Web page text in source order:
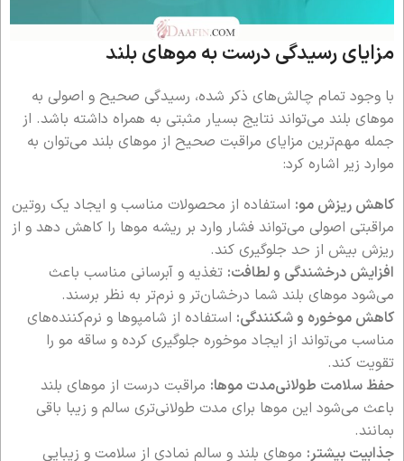
مزایای رسیدگی درست به موهای بلند
با وجود تمام چالش‌های ذکر شده، رسیدگی صحیح و اصولی به
موهای بلند می‌تواند نتایج بسیار مثبتی به همراه داشته باشد. از
جمله مهم‌ترین مزایای مراقبت صحیح از موهای بلند می‌توان به
موارد زیر اشاره کرد:
کاهش ریزش مو: استفاده از محصولات مناسب و ایجاد یک روتین
مراقبتی اصولی می‌تواند فشار وارد بر ریشه موها را کاهش دهد و از
ریزش بیش از حد جلوگیری کند.
افزایش درخشندگی و لطافت: تغذیه و آبرسانی مناسب باعث
می‌شود موهای بلند شما درخشان‌تر و نرم‌تر به نظر برسند.
کاهش موخوره و شکنندگی: استفاده از شامپوها و نرم‌کننده‌های
مناسب می‌تواند از ایجاد موخوره جلوگیری کرده و ساقه مو را
تقویت کند.
حفظ سلامت طولانی‌مدت موها: مراقبت درست از موهای بلند
باعث می‌شود این موها برای مدت طولانی‌تری سالم و زیبا باقی
بمانند.
جذابیت بیشتر: موهای بلند و سالم نمادی از سلامت و زیبایی